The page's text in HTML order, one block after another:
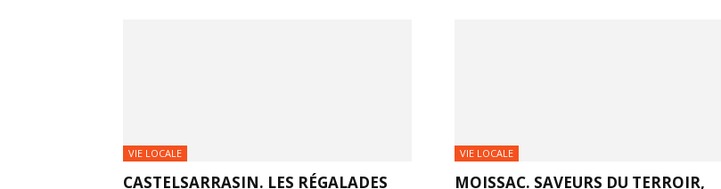
VIE LOCALE
CASTELSARRASIN. LES RÉGALADES
VIE LOCALE
MOISSAC. SAVEURS DU TERROIR,